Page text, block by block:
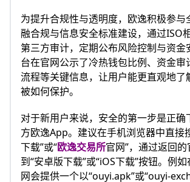
为提升合规性与透明度，欧逸积极参与
融合规与信息安全标准建设，通过ISO
第三方审计，定期公布风险控制与资金
台在官网公示了冷热钱包比例、资金审
流程等关键信息，让用户能更直观地了
被如何保护。
对于新用户来说，安全的第一步是正确
方欧逸App。建议在手机浏览器中直接
下载”或“欧逸交易所官网”，通过返回
到“安卓版下载”或“iOS下载”按钮。例
网会提供一个以“ouyi.apk”或